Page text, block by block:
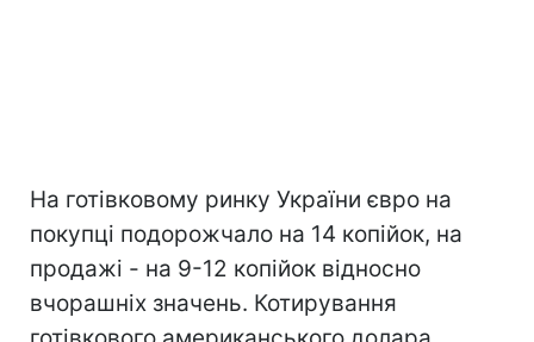
На готівковому ринку України євро на
покупці подорожчало на 14 копійок, на
продажі - на 9-12 копійок відносно
вчорашніх значень. Котирування